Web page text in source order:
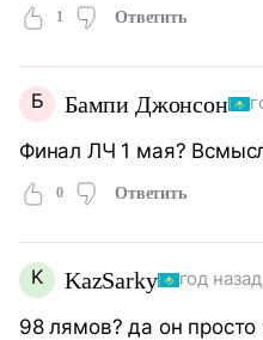
1 Ответить
Б Бампи Джонсон
Финал ЛЧ 1 мая?
0 Ответить
K KazSarky год назад
98 лямов? да он просто